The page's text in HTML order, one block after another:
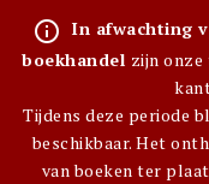
info_outline In afwachting
boekhandel zijn
Tijdens deze periode
beschikbaar. Het
van boeken ter